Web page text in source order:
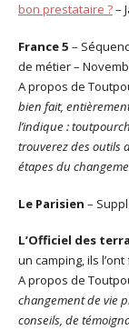
bon prestataire ?–
France 5 –
de métier –
A propos de
bien fait,
l’indique :
trouverez des outils
étapes du
Le Parisien –
L’Officiel des
un camping, ils
A propos de
changement de vie
conseils, de